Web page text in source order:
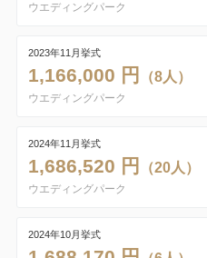
ウエディングパーク
2023年11月挙式
1,166,000 円 （8人）
ウエディングパーク
2024年11月挙式
1,686,520 円 （20人）
ウエディングパーク
2024年10月挙式